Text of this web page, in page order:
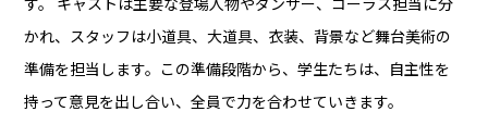
かれ、スタッフは小道具、大道具、衣装、背景など舞台美術の
準備を担当します。この準備段階から、学生たちは、自主性を
持って意見を出し合い、全員で力を合わせていきます。